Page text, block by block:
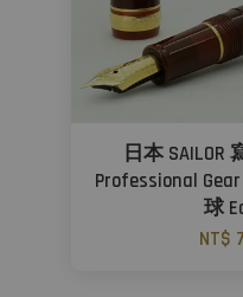
日本 SAILOR
Professional
球
NT$